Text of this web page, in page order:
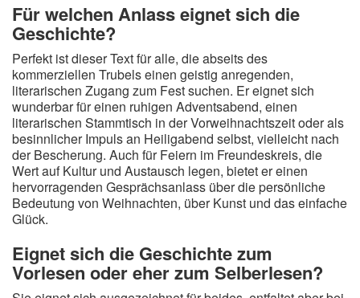
Für welchen Anlass eignet sich die
Geschichte?
Perfekt ist dieser Text für alle, die abseits des
kommerziellen Trubels einen geistig anregenden,
literarischen Zugang zum Fest suchen. Er eignet sich
wunderbar für einen ruhigen Adventsabend, einen
literarischen Stammtisch in der Vorweihnachtszeit oder als
besinnlicher Impuls an Heiligabend selbst, vielleicht nach
der Bescherung. Auch für Feiern im Freundeskreis, die
Wert auf Kultur und Austausch legen, bietet er einen
hervorragenden Gesprächsanlass über die persönliche
Bedeutung von Weihnachten, über Kunst und das einfache
Glück.
Eignet sich die Geschichte zum
Vorlesen oder eher zum Selberlesen?